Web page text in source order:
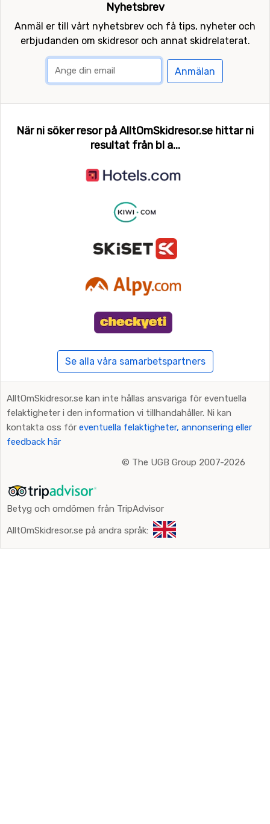
Nyhetsbrev
Anmäl er till vårt nyhetsbrev och få tips, nyheter och
erbjudanden om skidresor och annat skidrelaterat.
Anmälan
När ni söker resor på AlltOmSkidresor.se hittar ni
resultat från bl a...
Se alla våra samarbetspartners
AlltOmSkidresor.se kan inte hållas ansvariga för eventuella
felaktigheter i den information vi tillhandahåller. Ni kan
kontakta oss för eventuella felaktigheter, annonsering eller
feedback här
© The UGB Group 2007-2026
Betyg och omdömen från TripAdvisor
AlltOmSkidresor.se på andra språk: